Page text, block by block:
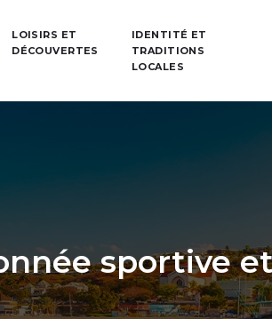
LOISIRS ET
DÉCOUVERTES
IDENTITÉ ET
TRADITIONS
LOCALES
sportive